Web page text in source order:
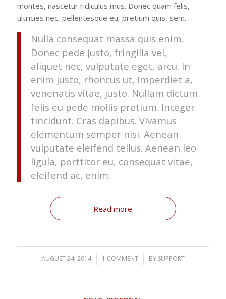
montes, nascetur ridiculus mus. Donec quam felis,
ultricies nec, pellentesque eu, pretium quis, sem.
Nulla consequat massa quis enim.
Donec pede justo, fringilla vel,
aliquet nec, vulputate eget, arcu. In
enim justo, rhoncus ut, imperdiet a,
venenatis vitae, justo. Nullam dictum
felis eu pede mollis pretium. Integer
tincidunt. Cras dapibus. Vivamus
elementum semper nisi. Aenean
vulputate eleifend tellus. Aenean leo
ligula, porttitor eu, consequat vitae,
eleifend ac, enim.
Read more
AUGUST 24, 2014
/ 1 COMMENT
/ BY SUPPORT